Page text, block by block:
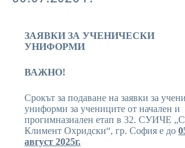
ЗАЯВКИ ЗА УЧЕНИЧЕСКИ
УНИФОРМИ
ВАЖНО!
Срокът за подаване на заявки за
униформи за учениците от начален и
прогимназиален етап в 32. СУИЧЕ
Климент Охридски“, гр. София е до
август 2025г.